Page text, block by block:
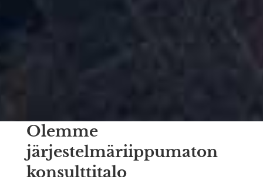
Olemme
järjestelmäriippumaton
konsulttitalo